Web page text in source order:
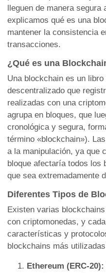
lleguen de manera
explicamos qué es una
mantener la consistencia
transacciones.
¿Qué es una
Una blockchain es un
descentralizado que
realizadas con una
agrupa en bloques, que
cronológica y segura,
término «blockchain»).
a la manipulación, ya que
bloque afectaría todos los
que sea extremadamente
Diferentes Tipos de
Existen varias
con criptomonedas, y
características y
blockchains más
Ethereum (ERC-20):